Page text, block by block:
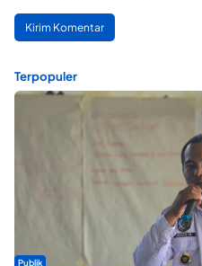
Terpopuler
Publik